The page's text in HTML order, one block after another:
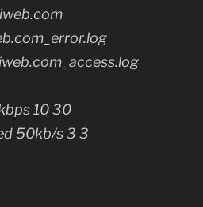
10 30
50kb/s 3 3